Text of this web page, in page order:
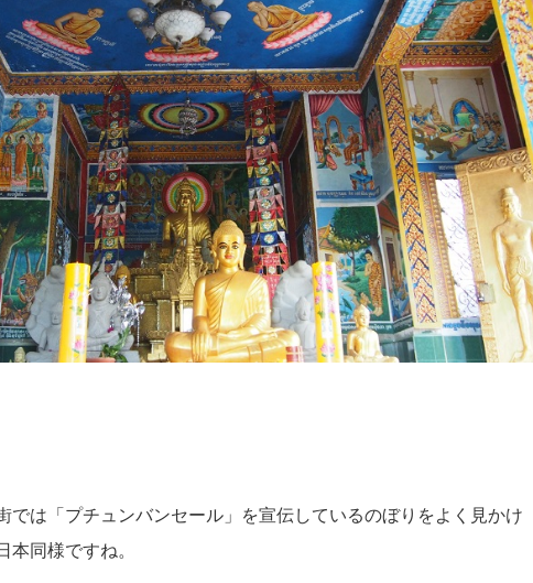
では「プチュンバンセール」を宣伝しているのぼりをよく見かけ
本同様ですね。